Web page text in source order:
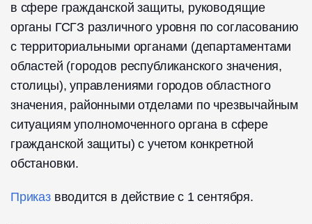
в сфере гражданской защиты, руководящие
органы ГСГЗ различного уровня по согласованию
с территориальными органами (департаментами
областей (городов республиканского значения,
столицы), управлениями городов областного
значения, районными отделами по чрезвычайным
ситуациям уполномоченного органа в сфере
гражданской защиты) с учетом конкретной
обстановки.
Приказвводится в действие с 1 сентября.